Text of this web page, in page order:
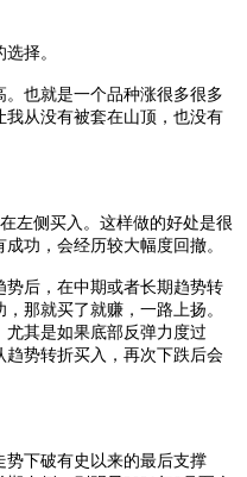
择。
也就是一个品种涨很多很多
我从没有被套在山顶，也没有
左侧买入。这样做的好处是很
功，会经历较大幅度回撤。
势后，在中期或者长期趋势转
那就买了就赚，一路上扬。
其是如果底部反弹力度过
势转折买入，再次下跌后会
势下破有史以来的最后支撑